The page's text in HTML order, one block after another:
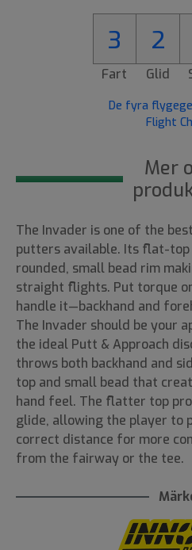
3 2
Fart Glid
De fyra
Flight
Mer
The Invader is one of the
putters available. Its flat-
rounded, small bead rim
straight flights. Put torque
handle it—backhand and
The Invader should be your
the ideal Putt & Approach
throws both backhand and
top and small bead that
hand feel. The flatter top
glide, allowing the player to
correct distance for more
from the fairway or the tee.